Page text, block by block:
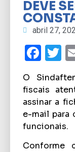
DEVE
abril 27,
O
fiscais
assinar a
e-mail para
funcionais.
Conforme